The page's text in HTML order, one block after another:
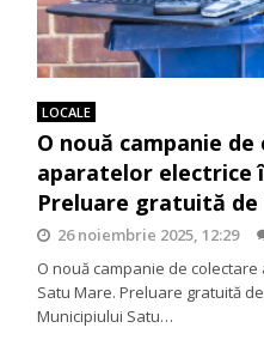
LOCALE
O nouă campanie
aparatelor electrice
Preluare gratuită de
26 noiembrie 2025, 12:29
O nouă campanie de
Satu Mare. Preluare gratuită
Municipiului Satu…